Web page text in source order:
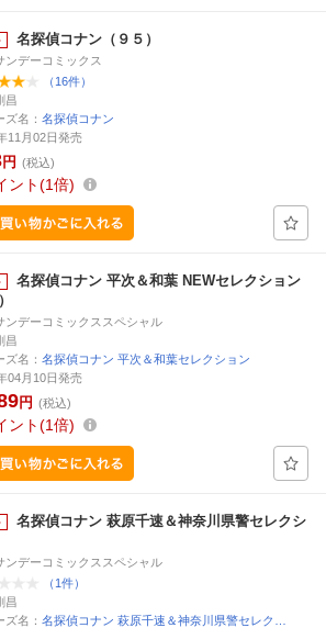
名探偵コナン（９５）
ンデーコミックス
（16件）
昌
ズ名： 名探偵コナン
11月02日発売
円 (税込)
ント 1倍
名探偵コナン 平次＆和葉 NEWセレクション
ンデーコミックススペシャル
昌
ズ名： 名探偵コナン 平次＆和葉セレクション
04月10日発売
円 (税込)
ント 1倍
名探偵コナン 萩原千速＆神奈川県警セレクシ
ンデーコミックススペシャル
（1件）
昌
ズ名： 名探偵コナン 萩原千速＆神奈川県警セレク…